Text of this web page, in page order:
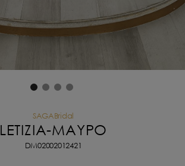
SAGABridal
LETIZIA-ΜΑΥΡΟ
DM02002012421